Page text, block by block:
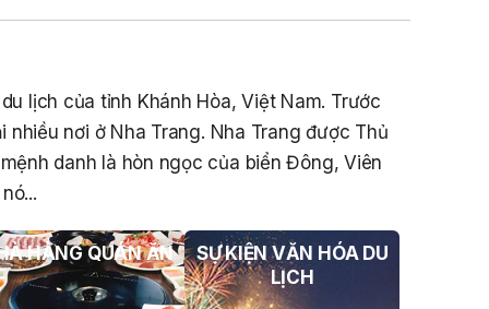
641/TB-VNT Ngày 18/05/2026 Của
Ban Quản Lý Vịnh Nha Trang Về Việc
Lựa Chọn Tổ Chức Đấu Giá Tài Sản
NỘI QUY BẾN THỦY NỘI ĐỊA PHÚ QUÝ
NỘI QUY BẾN THỦY NỘI ĐỊA BẾN TÀU
DU LỊCH NHA TRANG
lịch của tỉnh Khánh Hòa, Việt Nam. Trước
nơi ở Nha Trang. Nha Trang được Thủ
danh là hòn ngọc của biển Đông, Viên
HÀNG QUÁN ĂN
SỰ KIỆN VĂN HÓA DU
LỊCH